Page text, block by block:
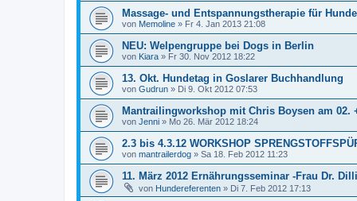
Massage- und Entspannungstherapie für Hunde
von Memoline » Fr 4. Jan 2013 21:08
NEU: Welpengruppe bei Dogs in Berlin
von Kiara » Fr 30. Nov 2012 18:22
13. Okt. Hundetag in Goslarer Buchhandlung
von Gudrun » Di 9. Okt 2012 07:53
Mantrailingworkshop mit Chris Boysen am 02.
von Jenni » Mo 26. Mär 2012 18:24
2.3 bis 4.3.12 WORKSHOP
von mantrailerdog » Sa 18. Feb 2012 11:23
11. März 2012 Ernährungsseminar -Frau Dr.
von Hundereferenten » Di 7. Feb 2012 17:13